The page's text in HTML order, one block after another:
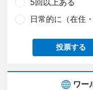
5回以上ある
日常的に（在住
投票する
ワー